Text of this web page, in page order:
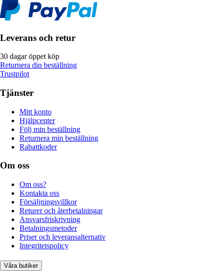
Leverans och retur
30 dagar öppet köp
Returnera din beställning
Trustpilot
Tjänster
Mitt konto
Hjälpcenter
Följ min beställning
Returnera min beställning
Rabattkoder
Om oss
Om oss?
Kontakta oss
Försäljningsvillkor
Returer och återbetalningar
Ansvarsfriskrivning
Betalningsmetoder
Priser och leveransalternativ
Integritetspolicy
Våra butiker